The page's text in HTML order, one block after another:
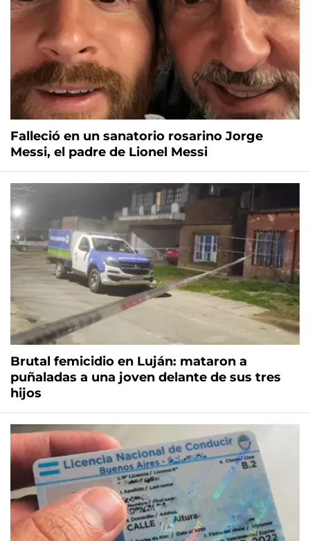
Falleció en un sanatorio rosarino Jorge
Messi, el padre de Lionel Messi
Brutal femicidio en Luján: mataron a
puñaladas a una joven delante de sus tres
hijos